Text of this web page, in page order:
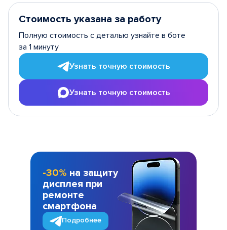
Стоимость указана за работу
Полную стоимость с деталью узнайте в боте
за 1 минуту
Узнать точную стоимость
Узнать точную стоимость
-30% на защиту
дисплея при
ремонте
смартфона
Подробнее